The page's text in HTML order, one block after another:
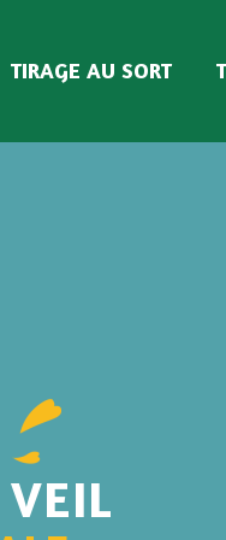
TIRAGE AU SORT